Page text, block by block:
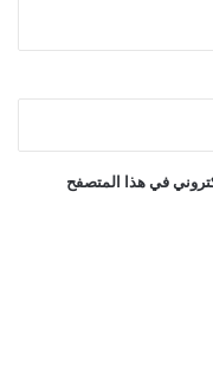
في هذا المتصفح